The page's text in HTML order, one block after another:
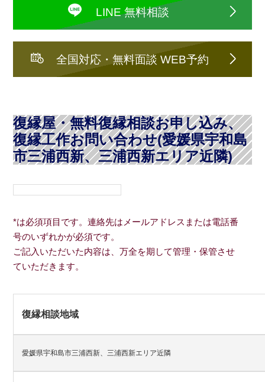
LINE 無料相談
全国対応・無料面談 WEB予約
復縁屋・無料復縁相談お申し込み、
復縁工作お問い合わせ(愛媛県宇和島
市三浦西新、三浦西新エリア近隣)
*は必須項目です。連絡先はメールアドレスまたは電話番
号のいずれかが必須です。
ご記入いただいた内容は、万全を期して管理・保管させ
ていただきます。
復縁相談地域
愛媛県宇和島市三浦西新、三浦西新エリア近隣